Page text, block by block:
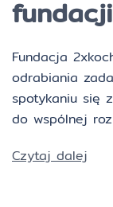
Fundacja
odrabiania
spotykaniu się
do wspólnej
Czytaj dalej